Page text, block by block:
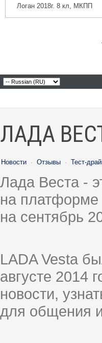
Логан 2018г. 8 кл, МКПП
ЛАДА
Новости · Отзывы · Тест-
Лада Веста -
на платформе
на сентябрь
LADA Vesta
августе 2014
новости,
для общения